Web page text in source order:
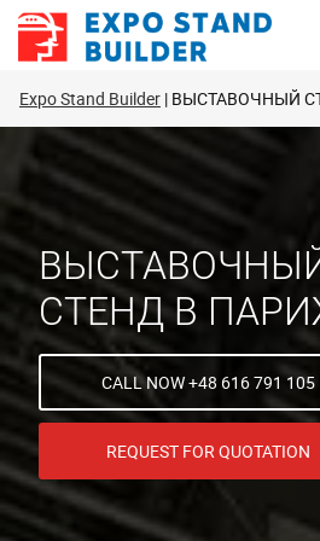
Перейти
Expo Stand Builder ВЫСТАВОЧНЫЙ
СТЕНД В
CALL NOW +48 616 791 105
REQUEST FOR QUOTATION